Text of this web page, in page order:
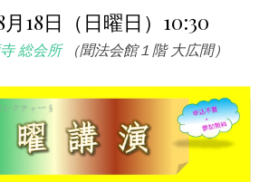
月18日（日曜日）10:30
総会所（聞法会館１階 大広間）